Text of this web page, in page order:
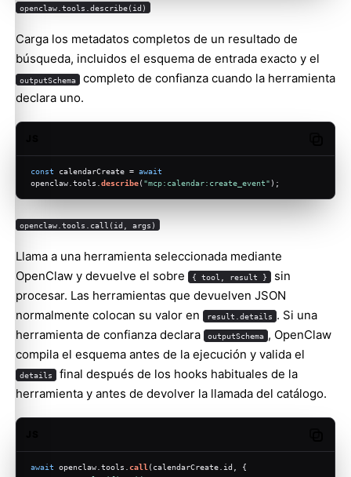
openclaw.tools.describe(id)
Carga los metadatos completos de un resultado de
búsqueda, incluidos el esquema de entrada exacto y el
outputSchema completo de confianza cuando la herramienta
declara uno.
const calendarCreate = await
openclaw.tools .describe( "mcp:calendar:create_event" );
openclaw.tools.call(id, args)
Llama a una herramienta seleccionada mediante
OpenClaw y devuelve el sobre
{ tool, result } sin
procesar. Las herramientas que devuelven JSON
normalmente colocan su valor en
result.details . Si una
herramienta de confianza declara
outputSchema , OpenClaw
compila el esquema antes de la ejecución y valida el
details final después de los hooks habituales de la
herramienta y antes de devolver la llamada del catálogo.
await openclaw. tools call (calendarCreate. id , {